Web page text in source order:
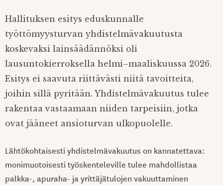
Hallituksen esitys eduskunnalle
työttömyysturvan yhdistelmävakuutusta
koskevaksi lainsäädännöksi oli
lausuntokierroksella helmi–maaliskuussa 2026.
Esitys ei saavuta riittävästi niitä tavoitteita,
joihin sillä pyritään. Yhdistelmävakuutus tulee
rakentaa vastaamaan niiden tarpeisiin, jotka
ovat jääneet ansioturvan ulkopuolelle.
Lähtökohtaisesti yhdistelmävakuutus on kannatettava:
monimuotoisesti työskenteleville tulee mahdollistaa
palkka-, apuraha- ja yrittäjätulojen vakuuttaminen